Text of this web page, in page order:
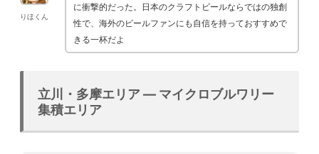
りほくん
に衝撃的だった。日本のクラフトビールならではの独創
性で、海外のビールファンにも自信を持っておすすめで
きる一杯だよ
立川・多摩エリア — マイクロブルワリー
集積エリア